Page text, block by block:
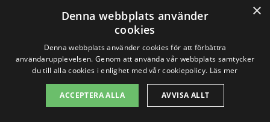
Kulladal
Röddinge
×
Denna webbplats använder
cookies
Denna webbplats använder cookies för att förbättra
användarupplevelsen. Genom att använda vår webbplats samtycker
du till alla cookies i enlighet med vår cookiepolicy. Läs mer
ACCEPTERA ALLA AVVISA ALLT